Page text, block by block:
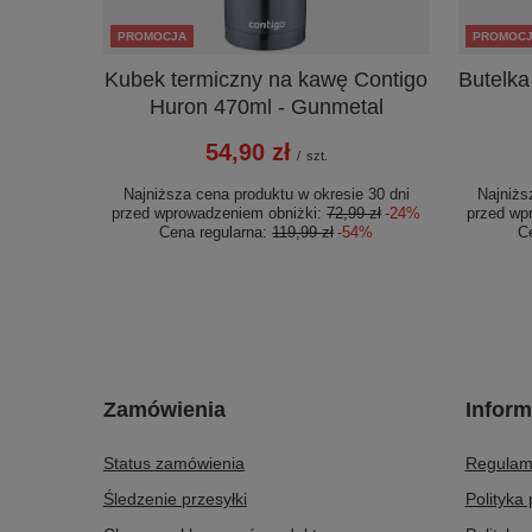
PROMOCJA
Kubek termiczny na kawę Contigo
Huron 470ml - Gunmetal
54,90 zł / szt.
Najniższa cena produktu w okresie 30 dni
przed wprowadzeniem obniżki:72,99 zł -24%
Cena regularna:119,99 zł -54%
przed
Zamówienia
Status zamówienia
Śledzenie przesyłki
Polityka